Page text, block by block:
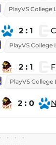
2 : 1
2 : 1
2 : 0